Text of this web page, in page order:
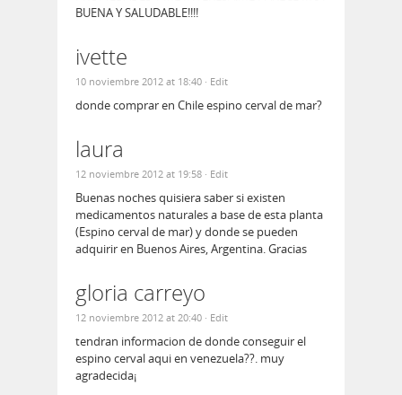
BUENA Y SALUDABLE!!!!
ivette
10 noviembre 2012 at 18:40 · Edit
donde comprar en Chile espino cerval de mar?
laura
12 noviembre 2012 at 19:58 · Edit
Buenas noches quisiera saber si existen
medicamentos naturales a base de esta planta
(Espino cerval de mar) y donde se pueden
adquirir en Buenos Aires, Argentina. Gracias
gloria carreyo
12 noviembre 2012 at 20:40 · Edit
tendran informacion de donde conseguir el
espino cerval aqui en venezuela??. muy
agradecida¡